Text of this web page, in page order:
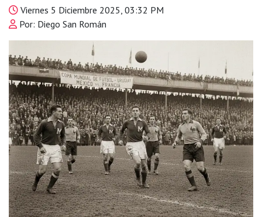
Viernes 5 Diciembre 2025, 03:32 PM
Por: Diego San Román